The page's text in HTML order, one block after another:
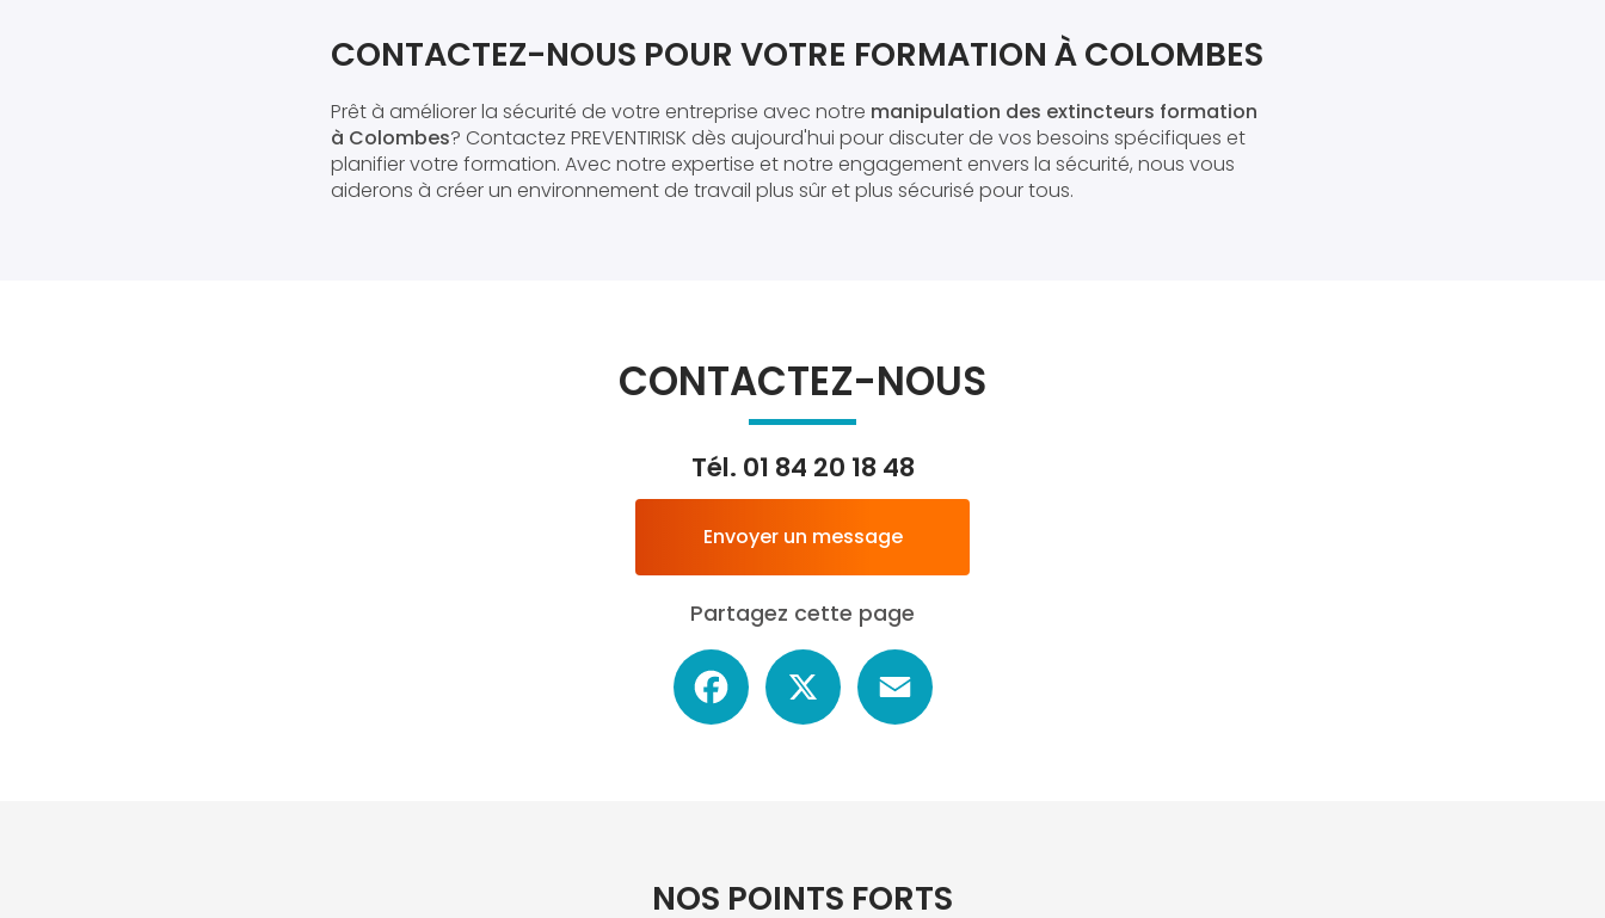
CONTACTEZ-NOUS POUR VOTRE FORMATION À COLOMBES
Prêt à améliorer la sécurité de votre entreprise avec notre manipulation des extincteurs formation
à Colombes? Contactez PREVENTIRISK dès aujourd'hui pour discuter de vos besoins spécifiques et
planifier votre formation. Avec notre expertise et notre engagement envers la sécurité, nous vous
aiderons à créer un environnement de travail plus sûr et plus sécurisé pour tous.
CONTACTEZ-NOUS
Tél. 01 84 20 18 48
Envoyer un message
Partagez cette page
Facebook
NOS POINTS FORTS